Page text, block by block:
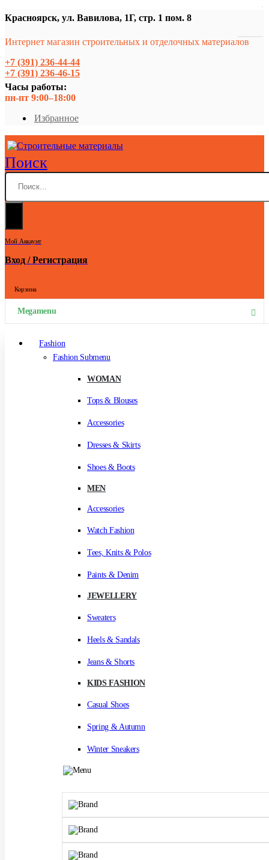
Красноярск, ул. Вавилова, 1Г, стр. 1 пом. 8
Интернет магазин строительных и отделочных материалов
+7 (391) 236-44-44
+7 (391) 236-46-15
Часы работы:
пн-пт 9:00–18:00
Избранное
Поиск
Мой Аккаунт
Вход / Регистрация
Корзина
Megamenu
Fashion
Fashion Submenu
WOMAN
Tops & Blouses
Accessories
Dresses & Skirts
Shoes & Boots
MEN
Accessories
Watch Fashion
Tees, Knits & Polos
Paints & Denim
JEWELLERY
Sweaters
Heels & Sandals
Jeans & Shorts
KIDS FASHION
Casual Shoes
Spring & Autumn
Winter Sneakers